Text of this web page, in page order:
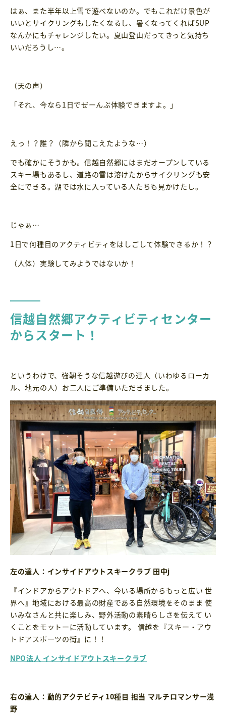
はぁ、また半年以上雪で遊べないのか。でもこれだけ景色が
いいとサイクリングもしたくなるし、暑くなってくればSUP
なんかにもチャレンジしたい。夏山登山だってきっと気持ち
いいだろうし…。
（天の声）
「それ、今なら1日でぜーんぶ体験できますよ。」
えっ！？誰？（隣から聞こえたような…）
でも確かにそうかも。信越自然郷にはまだオープンしている
スキー場もあるし、道路の雪は溶けたからサイクリングも安
全にできる。湖では水に入っている人たちも見かけたし。
じゃぁ…
1日で何種目のアクティビティをはしごして体験できるか！？
（人体）実験してみようではないか！
信越自然郷アクティビティセンター
からスタート！
というわけで、強靭そうな信越遊びの達人（いわゆるローカ
ル、地元の人）お二人にご準備いただきました。
左の達人：インサイドアウトスキークラブ 田中j
『インドアからアウトドアへ、今いる場所からもっと広い 世
界へ』地域における最高の財産である自然環境をそのまま 使
いみなさんと共に楽しみ、野外活動の素晴らしさを伝えて い
くことをモットーに活動しています。 信越を『スキー・アウ
トドアスポーツの街』に！！
NPO法人 インサイドアウトスキークラブ
右の達人：動的アクテビティ10種目 担当 マルチロマンサー浅
野